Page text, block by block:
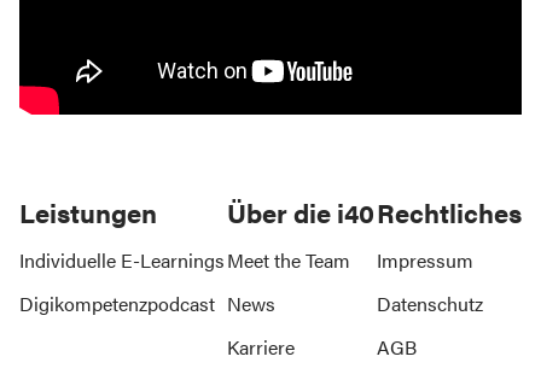
Leistungen
Individuelle E-Learnings
Digikompetenzpodcast
Über die i40
Meet the Team
News
Karriere
Rechtliches
Impressum
Datenschutz
AGB